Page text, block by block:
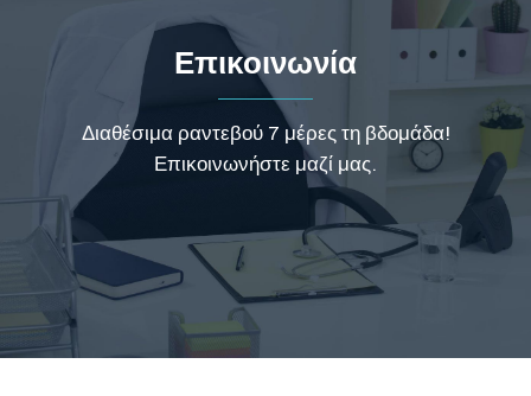
Επικοινωνία
Διαθέσιμα ραντεβού 7 μέρες τη βδομάδα!
Επικοινωνήστε μαζί μας.